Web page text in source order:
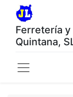
Ferretería
Quintana,